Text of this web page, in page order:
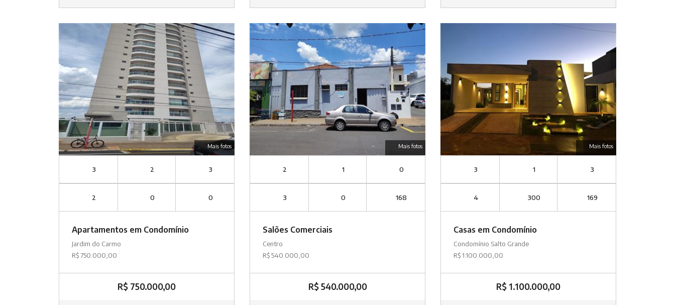
Mais fotos
3 2 3
2 0 0
Apartamentos em Condomínio
Jardim do Carmo
R$ 750.000,00
R$ 750.000,00
Mais fotos
2 1 0
3 0 168
Salões Comerciais
Centro
R$ 540.000,00
R$ 540.000,00
Mais fotos
3 1 3
4 300 169
Casas em Condomínio
Condomínio Salto Grande
R$ 1.100.000,00
R$ 1.100.000,00